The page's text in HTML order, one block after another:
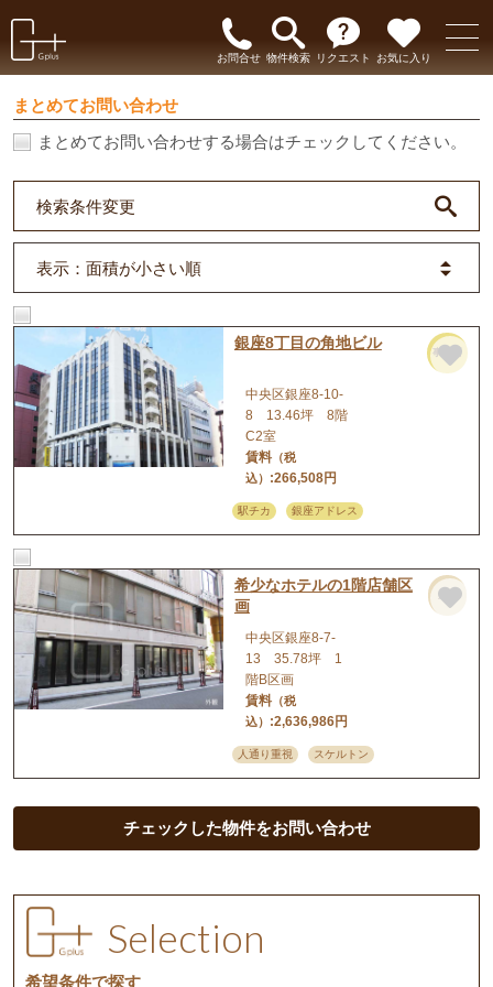
お問合せ 物件検索 リクエスト お気に入り
まとめてお問い合わせ
まとめてお問い合わせする場合はチェックしてください。
検索条件変更
表示 ：面積が小さい順
銀座8丁目の角地ビル
事務所
中央区銀座8-10-
8 13.46坪 8階
C2室
賃料（税
込） :266,508円
駅チカ 銀座アドレス
希少なホテルの1階店舗区
画
店舗
中央区銀座8-7-
13 35.78坪 1
階B区画
賃料（税
込） :2,636,986円
人通り重視 スケルトン
チェックした物件をお問い合わせ
Selection
希望条件で探す